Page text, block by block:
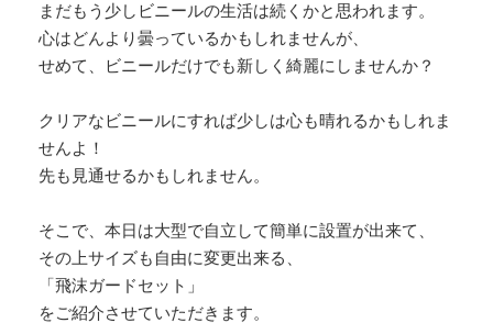
まだもう少しビニールの生活は続くかと思われます。
心はどんより曇っているかもしれませんが、
せめて、ビニールだけでも新しく綺麗にしませんか？
クリアなビニールにすれば少しは心も晴れるかもしれま
せんよ！
先も見通せるかもしれません。
そこで、本日は大型で自立して簡単に設置が出来て、
その上サイズも自由に変更出来る、
「飛沫ガードセット」
をご紹介させていただきます。